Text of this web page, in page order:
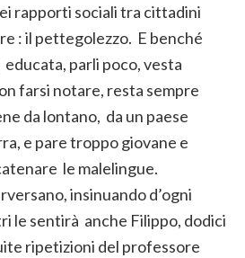
rapporti sociali tra cittadini
: il pettegolezzo. E benché
parli poco, vesta
farsi notare, resta sempre
da lontano, da un paese
e pare troppo giovane e
le malelingue.
insinuando d’ogni
le sentirà anche Filippo, dodici
ripetizioni del professore